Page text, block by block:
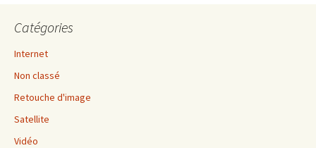
Catégories
Internet
Non classé
Retouche d'image
Satellite
Vidéo